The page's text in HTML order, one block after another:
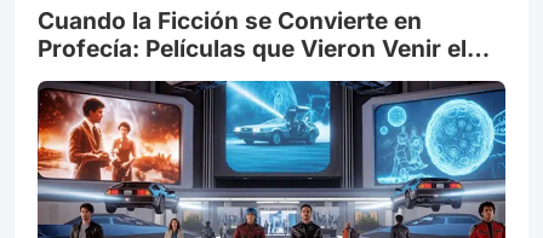
hora, solo la inmensa soledad qu
Cuando la Ficción se Convierte en
Profecía: Películas que Vieron Venir el
Mañana